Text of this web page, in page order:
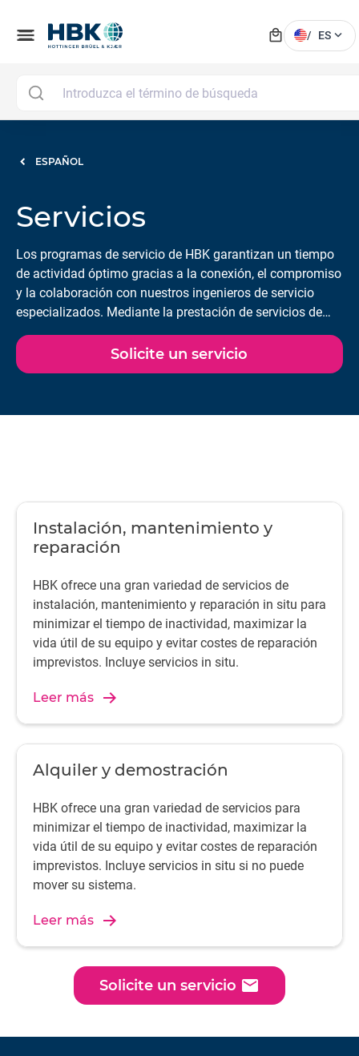
menu local_mall / ES expand_more
ESPAÑOL
Servicios
Los programas de servicio de HBK garantizan un tiempo
de actividad óptimo gracias a la conexión, el compromiso
y la colaboración con nuestros ingenieros de servicio
especializados. Mediante la prestación de servicios de
calibración, instalación, mantenimiento y reparación a
través de nuestros laboratorios acreditados de HBK y de
nuestros ingenieros de servicio sobre el terreno, HBK
Solicite un servicio
Instalación, mantenimiento y
reparación
HBK ofrece una gran variedad de servicios de
instalación, mantenimiento y reparación in situ para
minimizar el tiempo de inactividad, maximizar la
vida útil de su equipo y evitar costes de reparación
imprevistos. Incluye servicios in situ.
Leer más
Alquiler y demostración
HBK ofrece una gran variedad de servicios para
minimizar el tiempo de inactividad, maximizar la
vida útil de su equipo y evitar costes de reparación
imprevistos. Incluye servicios in situ si no puede
mover su sistema.
Leer más
Solicite un servicio email